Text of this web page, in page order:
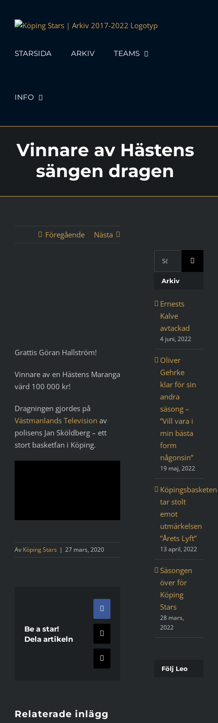
content
STARSIDA ARKIV TEAMS
INFO
Vinnare av Hästens
sängen dragen
Föregående Nästa
Grattis Göran Hallström!
Vinnare av en Hästens Maranga
värd 100 000 kr!
Dragningen gjordes på
Västmanlands Television av
polisens Jan Sköldberg – ett
stort basketfan i Köping.
Av Köping Stars | 27 mars, 2020
Be a star!
Dela artikeln
Facebook
X
E-
post
Relaterade inlägg
Google:
Arkiv
Ernests
Kalve
avtackad
4 juni, 2022
Oliver
Gehrke
klar för sin
andra
säsong –
”Vill vara i
min bästa
form
någonsin”
19 maj, 2022
Köpingsbasketen
tar stolt
emot
utmärkelsen
”Årets Lyft”
13 april, 2022
Säsongen
över för
Köping
Stars
28 mars,
2022
Följ Leo